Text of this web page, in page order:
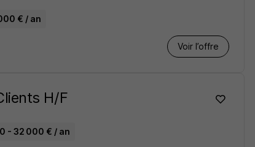
€ / an
Voir l’offre
H/F
- 32 000 € / an